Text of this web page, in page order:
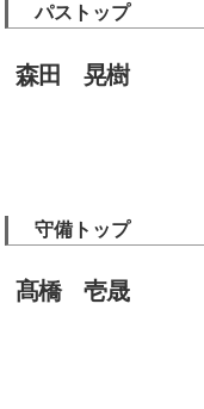
パストップ
森田 晃樹
守備トップ
髙橋 壱晟